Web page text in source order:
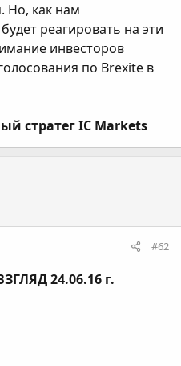
Но, как нам
реагировать на эти
инвесторов
по Brexite в
стратег IC Markets
#62
24.06.16 г.